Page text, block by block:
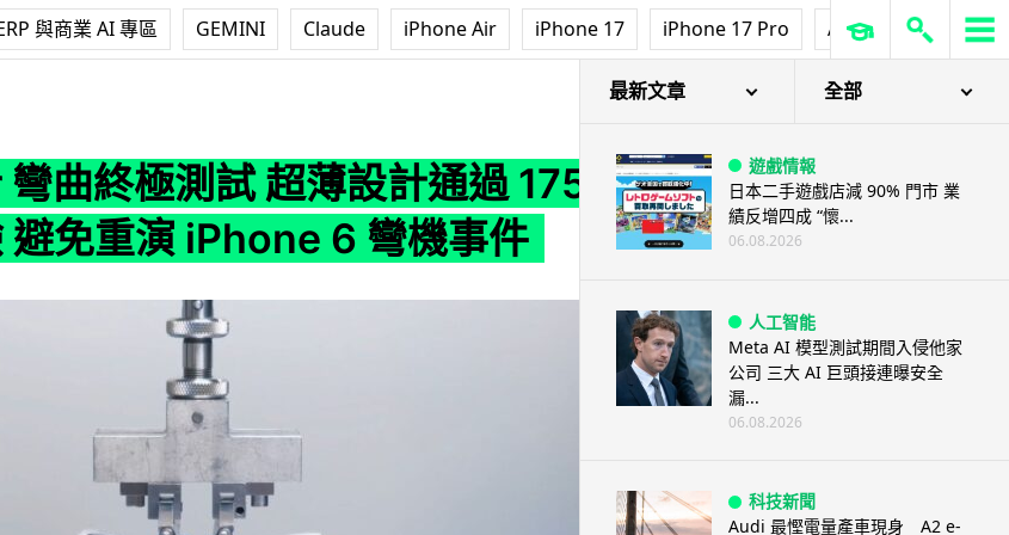
與商業 AI 專區 GEMINI Claude iPhone Air iPhone 17 iPhone 17 Pro AirPods Pro 3
曲終極測試 超薄設計通過 175
避免重演 iPhone 6 彎機事件
最新文章 全部
遊戲情報
日本二手遊戲店減 90% 門市 業
績反增四成 “懷...
06.08.2026
人工智能
Meta AI 模型測試期間入侵他家
公司 三大 AI 巨頭接連曝安全
漏...
06.08.2026
科技新聞
Audi 最慳電量產車現身 A2 e-